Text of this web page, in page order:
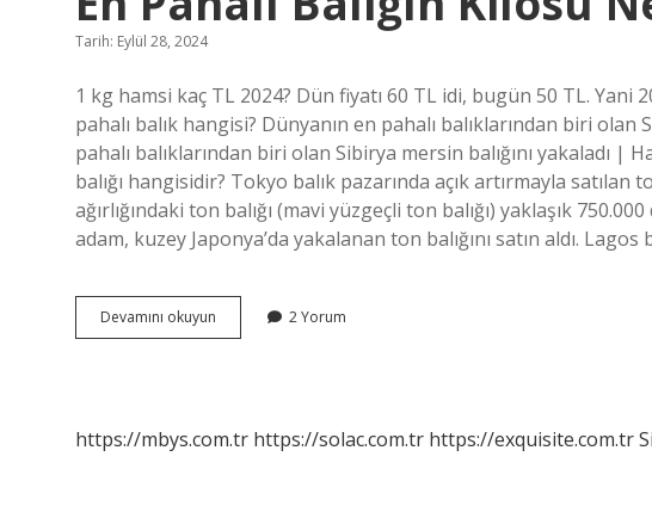
Tarih: Eylül 28, 2024
1 kg hamsi kaç TL 2024? Dün fiyatı 60 TL idi, bugün 50 TL. Yani
pahalı balık hangisi? Dünyanın en pahalı balıklarından biri olan
pahalı balıklarından biri olan Sibirya mersin balığını yakaladı |
balığı hangisidir? Tokyo balık pazarında açık artırmayla satılan
ağırlığındaki ton balığı (mavi yüzgeçli ton balığı) yaklaşık
adam, kuzey Japonya’da yakalanan ton balığını satın aldı. Lagos
Devamını okuyun
Pahalı
2 Yorum
https://mbys.com.tr https://solac.com.tr https://exquisite.com.tr